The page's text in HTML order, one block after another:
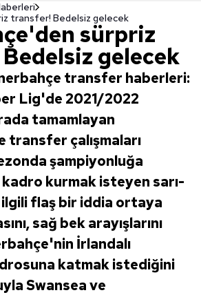
transfer! Bedelsiz gelecek
sürpriz
gelecek
transfer haberleri:
Lig'de 2021/2022
tamamlayan
transfer çalışmaları
şampiyonluğa
kurmak isteyen sarı-
flaş bir iddia ortaya
sağ bek arayışlarını
İrlandalı
katmak istediğini
Swansea ve